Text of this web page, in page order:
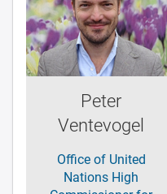
Peter
Ventevogel
Office of United
Nations High